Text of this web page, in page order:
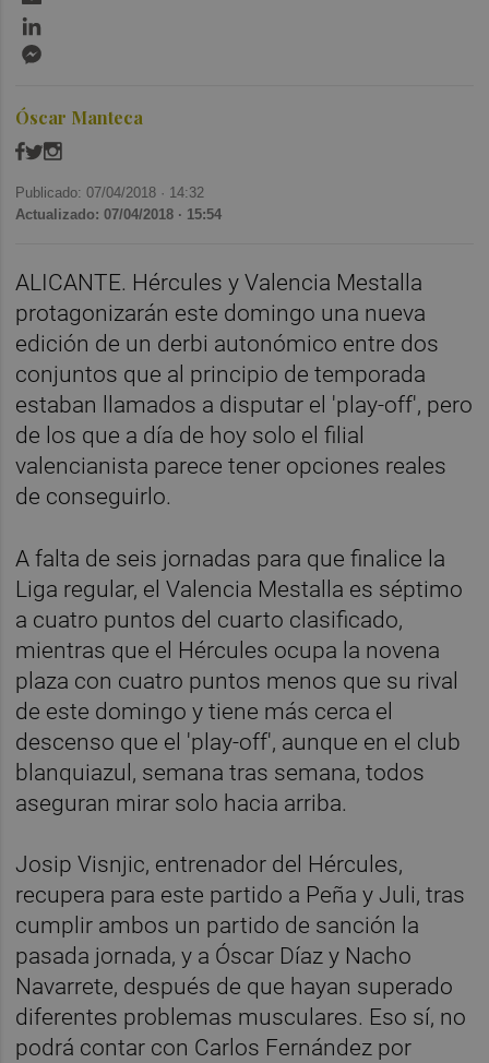
Óscar Manteca
Publicado: 07/04/2018 · 14:32
Actualizado: 07/04/2018 · 15:54
ALICANTE. Hércules y Valencia Mestalla
protagonizarán este domingo una nueva
edición de un derbi autonómico entre dos
conjuntos que al principio de temporada
estaban llamados a disputar el 'play-off', pero
de los que a día de hoy solo el filial
valencianista parece tener opciones reales
de conseguirlo.
A falta de seis jornadas para que finalice la
Liga regular, el Valencia Mestalla es séptimo
a cuatro puntos del cuarto clasificado,
mientras que el Hércules ocupa la novena
plaza con cuatro puntos menos que su rival
de este domingo y tiene más cerca el
descenso que el 'play-off', aunque en el club
blanquiazul, semana tras semana, todos
aseguran mirar solo hacia arriba.
Josip Visnjic, entrenador del Hércules,
recupera para este partido a Peña y Juli, tras
cumplir ambos un partido de sanción la
pasada jornada, y a Óscar Díaz y Nacho
Navarrete, después de que hayan superado
diferentes problemas musculares. Eso sí, no
podrá contar con Carlos Fernández por